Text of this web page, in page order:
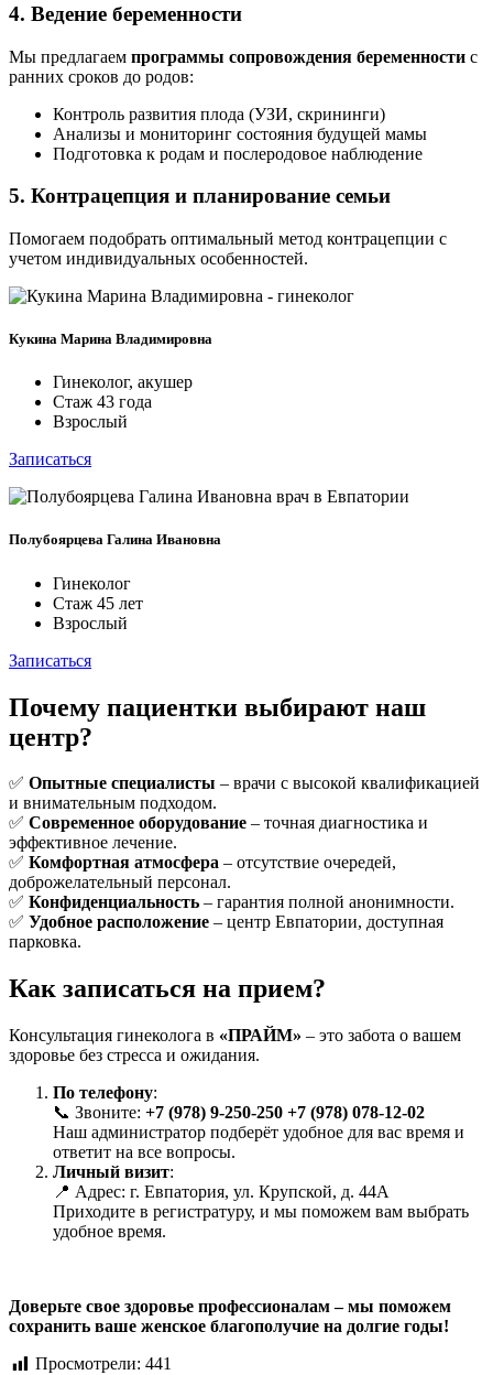
4. Ведение беременности
Мы предлагаем программы сопровождения беременности с
ранних сроков до родов:
Контроль развития плода (УЗИ, скрининги)
Анализы и мониторинг состояния будущей мамы
Подготовка к родам и послеродовое наблюдение
5. Контрацепция и планирование семьи
Помогаем подобрать оптимальный метод контрацепции с
учетом индивидуальных особенностей.
Кукина Марина Владимировна
Гинеколог, акушер
Стаж 43 года
Взрослый
Записаться
Полубоярцева Галина Ивановна
Гинеколог
Стаж 45 лет
Взрослый
Записаться
Почему пациентки выбирают наш
центр?
✅ Опытные специалисты – врачи с высокой квалификацией
и внимательным подходом.
✅ Современное оборудование – точная диагностика и
эффективное лечение.
✅ Комфортная атмосфера – отсутствие очередей,
доброжелательный персонал.
✅ Конфиденциальность – гарантия полной анонимности.
✅ Удобное расположение – центр Евпатории, доступная
парковка.
Как записаться на прием?
Консультация гинеколога в «ПРАЙМ» – это забота о вашем
здоровье без стресса и ожидания.
По телефону:
📞 Звоните: +7 (978) 9-250-250 +7 (978) 078-12-02
Наш администратор подберёт удобное для вас время и
ответит на все вопросы.
Личный визит:
📍 Адрес: г. Евпатория, ул. Крупской, д. 44А
Приходите в регистратуру, и мы поможем вам выбрать
удобное время.
Доверьте свое здоровье профессионалам – мы поможем
сохранить ваше женское благополучие на долгие годы!
Просмотрели: 441